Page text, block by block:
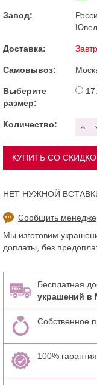
Завод:
Доставка:
Самовывоз:
Выберите
размер:
Количество:
НЕТ НУЖНОЙ
Сообщить
Мы изготовим
доплаты, без
Бесплатная
украшений в
Собственное
100%